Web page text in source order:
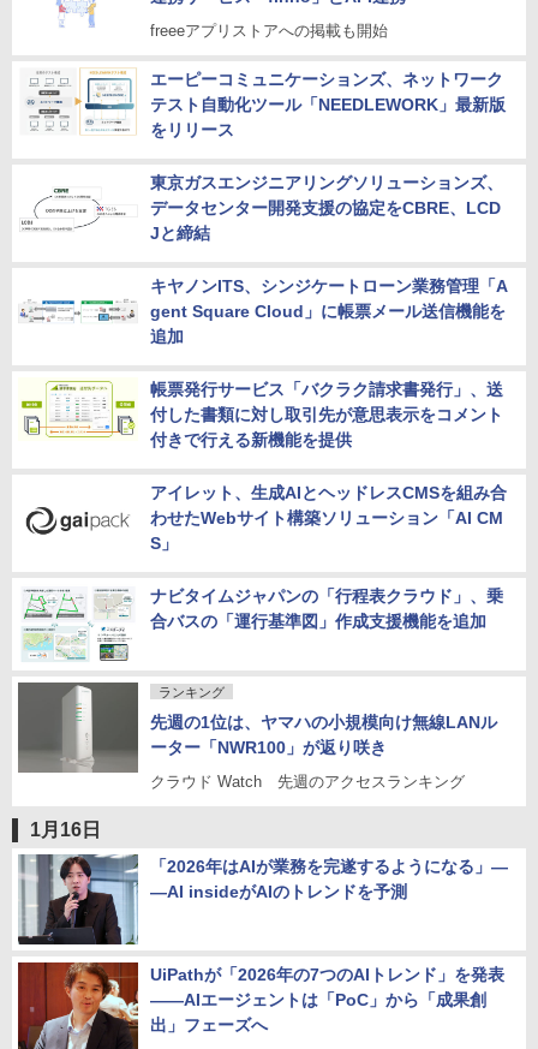
freeeアプリストアへの掲載も開始
エーピーコミュニケーションズ、ネットワーク
テスト自動化ツール「NEEDLEWORK」最新版
をリリース
東京ガスエンジニアリングソリューションズ、
データセンター開発支援の協定をCBRE、LCD
Jと締結
キヤノンITS、シンジケートローン業務管理「A
gent Square Cloud」に帳票メール送信機能を
追加
帳票発行サービス「バクラク請求書発行」、送
付した書類に対し取引先が意思表示をコメント
付きで行える新機能を提供
アイレット、生成AIとヘッドレスCMSを組み合
わせたWebサイト構築ソリューション「AI CM
S」
ナビタイムジャパンの「行程表クラウド」、乗
合バスの「運行基準図」作成支援機能を追加
ランキング
先週の1位は、ヤマハの小規模向け無線LANル
ーター「NWR100」が返り咲き
クラウド Watch 先週のアクセスランキング
1月16日
「2026年はAIが業務を完遂するようになる」―
―AI insideがAIのトレンドを予測
UiPathが「2026年の7つのAIトレンド」を発表
――AIエージェントは「PoC」から「成果創
出」フェーズへ